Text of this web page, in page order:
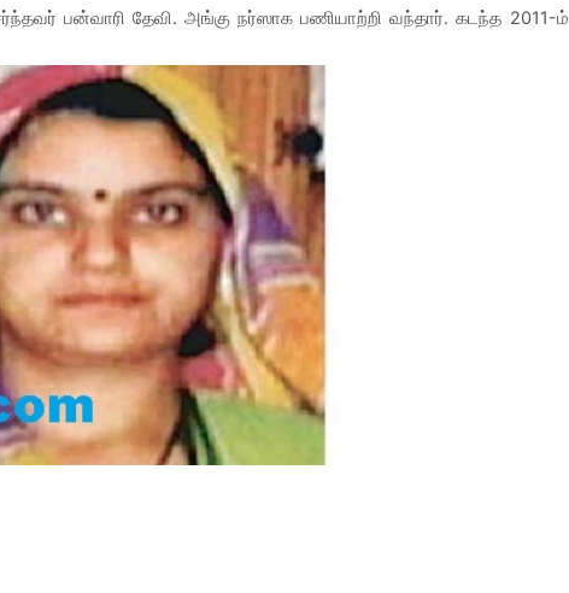
பன்வாரி தேவி. அங்கு நர்ஸாக பணியாற்றி வந்தார். கடந்த 2011-ம்